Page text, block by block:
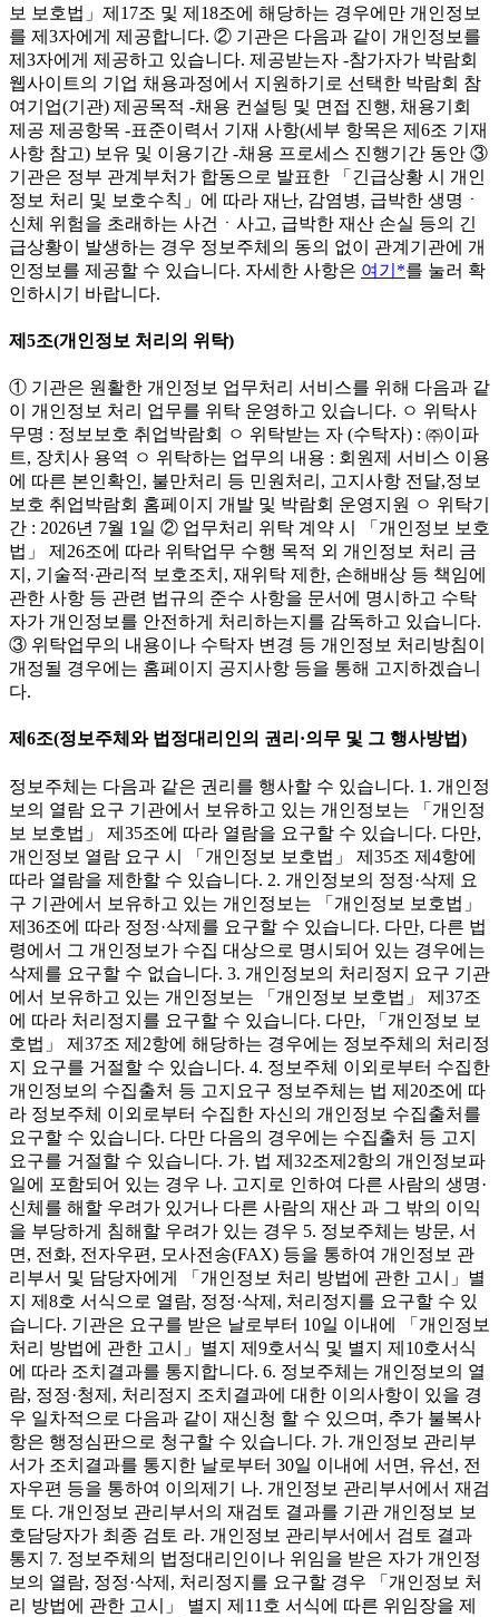
보 보호법」제17조 및 제18조에 해당하는 경우에만 개인정보
를 제3자에게 제공합니다. ② 기관은 다음과 같이 개인정보를
제3자에게 제공하고 있습니다. 제공받는자 -참가자가 박람회
웹사이트의 기업 채용과정에서 지원하기로 선택한 박람회 참
여기업(기관) 제공목적 -채용 컨설팅 및 면접 진행, 채용기회
제공 제공항목 -표준이력서 기재 사항(세부 항목은 제6조 기재
사항 참고) 보유 및 이용기간 -채용 프로세스 진행기간 동안 ③
기관은 정부 관계부처가 합동으로 발표한 「긴급상황 시 개인
정보 처리 및 보호수칙」에 따라 재난, 감염병, 급박한 생명ㆍ
신체 위험을 초래하는 사건ㆍ사고, 급박한 재산 손실 등의 긴
급상황이 발생하는 경우 정보주체의 동의 없이 관계기관에 개
인정보를 제공할 수 있습니다. 자세한 사항은 여기*를 눌러 확
인하시기 바랍니다.
제5조(개인정보 처리의 위탁)
① 기관은 원활한 개인정보 업무처리 서비스를 위해 다음과 같
이 개인정보 처리 업무를 위탁 운영하고 있습니다. ㅇ 위탁사
무명 : 정보보호 취업박람회 ㅇ 위탁받는 자 (수탁자) : ㈜이파
트, 장치사 용역 ㅇ 위탁하는 업무의 내용 : 회원제 서비스 이용
에 따른 본인확인, 불만처리 등 민원처리, 고지사항 전달,정보
보호 취업박람회 홈페이지 개발 및 박람회 운영지원 ㅇ 위탁기
간 : 2026년 7월 1일 ② 업무처리 위탁 계약 시 「개인정보 보호
법」 제26조에 따라 위탁업무 수행 목적 외 개인정보 처리 금
지, 기술적·관리적 보호조치, 재위탁 제한, 손해배상 등 책임에
관한 사항 등 관련 법규의 준수 사항을 문서에 명시하고 수탁
자가 개인정보를 안전하게 처리하는지를 감독하고 있습니다.
③ 위탁업무의 내용이나 수탁자 변경 등 개인정보 처리방침이
개정될 경우에는 홈페이지 공지사항 등을 통해 고지하겠습니
다.
제6조(정보주체와 법정대리인의 권리·의무 및 그 행사방법)
정보주체는 다음과 같은 권리를 행사할 수 있습니다. 1. 개인정
보의 열람 요구 기관에서 보유하고 있는 개인정보는 「개인정
보 보호법」 제35조에 따라 열람을 요구할 수 있습니다. 다만,
개인정보 열람 요구 시 「개인정보 보호법」 제35조 제4항에
따라 열람을 제한할 수 있습니다. 2. 개인정보의 정정·삭제 요
구 기관에서 보유하고 있는 개인정보는 「개인정보 보호법」
제36조에 따라 정정·삭제를 요구할 수 있습니다. 다만, 다른 법
령에서 그 개인정보가 수집 대상으로 명시되어 있는 경우에는
삭제를 요구할 수 없습니다. 3. 개인정보의 처리정지 요구 기관
에서 보유하고 있는 개인정보는 「개인정보 보호법」 제37조
에 따라 처리정지를 요구할 수 있습니다. 다만, 「개인정보 보
호법」 제37조 제2항에 해당하는 경우에는 정보주체의 처리정
지 요구를 거절할 수 있습니다. 4. 정보주체 이외로부터 수집한
개인정보의 수집출처 등 고지요구 정보주체는 법 제20조에 따
라 정보주체 이외로부터 수집한 자신의 개인정보 수집출처를
요구할 수 있습니다. 다만 다음의 경우에는 수집출처 등 고지
요구를 거절할 수 있습니다. 가. 법 제32조제2항의 개인정보파
일에 포함되어 있는 경우 나. 고지로 인하여 다른 사람의 생명·
신체를 해할 우려가 있거나 다른 사람의 재산 과 그 밖의 이익
을 부당하게 침해할 우려가 있는 경우 5. 정보주체는 방문, 서
면, 전화, 전자우편, 모사전송(FAX) 등을 통하여 개인정보 관
리부서 및 담당자에게 「개인정보 처리 방법에 관한 고시」별
지 제8호 서식으로 열람, 정정·삭제, 처리정지를 요구할 수 있
습니다. 기관은 요구를 받은 날로부터 10일 이내에 「개인정보
처리 방법에 관한 고시」별지 제9호서식 및 별지 제10호서식
에 따라 조치결과를 통지합니다. 6. 정보주체는 개인정보의 열
람, 정정·청제, 처리정지 조치결과에 대한 이의사항이 있을 경
우 일차적으로 다음과 같이 재신청 할 수 있으며, 추가 불복사
항은 행정심판으로 청구할 수 있습니다. 가. 개인정보 관리부
서가 조치결과를 통지한 날로부터 30일 이내에 서면, 유선, 전
자우편 등을 통하여 이의제기 나. 개인정보 관리부서에서 재검
토 다. 개인정보 관리부서의 재검토 결과를 기관 개인정보 보
호담당자가 최종 검토 라. 개인정보 관리부서에서 검토 결과
통지 7. 정보주체의 법정대리인이나 위임을 받은 자가 개인정
보의 열람, 정정·삭제, 처리정지를 요구할 경우 「개인정보 처
리 방법에 관한 고시」 별지 제11호 서식에 따른 위임장을 제